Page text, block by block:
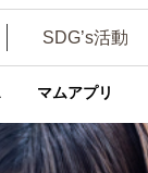
SDG’s活動
マムアプリ